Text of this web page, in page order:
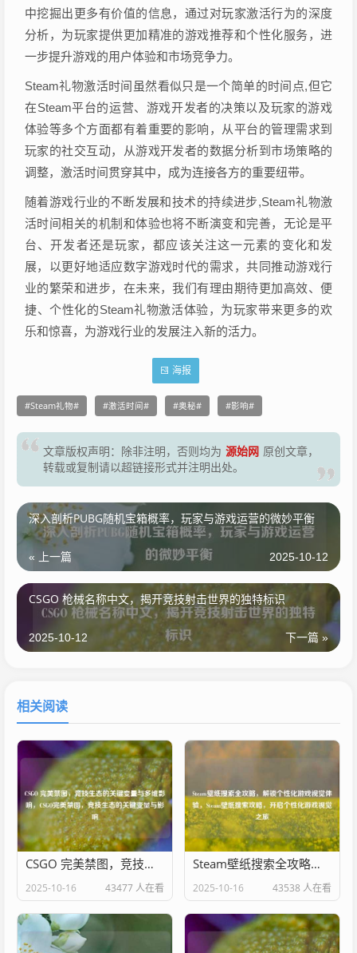
中挖掘出更多有价值的信息，通过对玩家激活行为的深度
分析，为玩家提供更加精准的游戏推荐和个性化服务，进
一步提升游戏的用户体验和市场竞争力。
Steam礼物激活时间虽然看似只是一个简单的时间点,但它
在Steam平台的运营、游戏开发者的决策以及玩家的游戏
体验等多个方面都有着重要的影响，从平台的管理需求到
玩家的社交互动，从游戏开发者的数据分析到市场策略的
调整，激活时间贯穿其中，成为连接各方的重要纽带。
随着游戏行业的不断发展和技术的持续进步,Steam礼物激
活时间相关的机制和体验也将不断演变和完善，无论是平
台、开发者还是玩家，都应该关注这一元素的变化和发
展，以更好地适应数字游戏时代的需求，共同推动游戏行
业的繁荣和进步，在未来，我们有理由期待更加高效、便
捷、个性化的Steam礼物激活体验，为玩家带来更多的欢
乐和惊喜，为游戏行业的发展注入新的活力。
海报
Steam礼物 激活时间 奥秘 影响
文章版权声明：除非注明，否则均为 源始网 原创文章，
转载或复制请以超链接形式并注明出处。
深入剖析PUBG随机宝箱概率，玩家与游戏运营的微妙平衡
« 上一篇 2025-10-12
CSGO 枪械名称中文，揭开竞技射击世界的独特标识
下一篇 »
2025-10-12
相关阅读
CSGO 完美禁图，竞技生态的关键变量与多维影响，CSGO完美禁图，竞技生态的关键变量与影响
2025-10-16 43477 人在看
Steam壁纸搜索全攻略，解锁个性化游戏视觉体验，Steam壁纸搜索攻略，开启个性化游戏视觉之旅
2025-10-16 43538 人在看